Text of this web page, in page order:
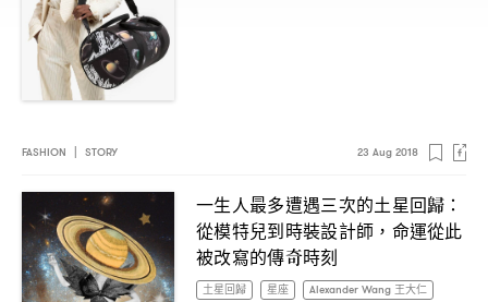
FASHION STORY 23 Aug 2018
一生人最多遭遇三次的土星回歸 ：
從模特兒到時裝設計師 ， 命運從此
被改寫的傳奇時刻
土星回歸 星座 Alexander Wang 王大仁